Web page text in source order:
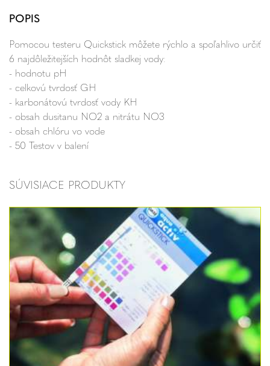
POPIS
Pomocou testeru Quickstick môžete rýchlo a spoľahlivo určiť
6 najdôležitejších hodnôt sladkej vody:
- hodnotu pH
- celkovú tvrdosť GH
- karbonátovú tvrdosť vody KH
- obsah dusitanu NO2 a nitrátu NO3
- obsah chlóru vo vode
- 50 Testov v balení
SÚVISIACE PRODUKTY